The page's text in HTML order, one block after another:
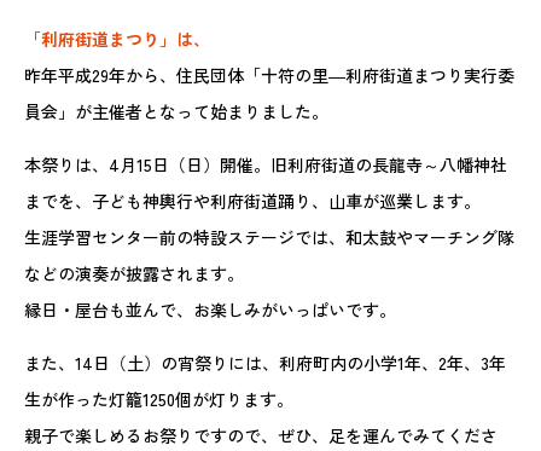
「利府街道まつり」は、
昨年平成29年から、住民団体「十符の里―利府街道まつり実行委
員会」が主催者となって始まりました。
本祭りは、4月15日（日）開催。旧利府街道の長龍寺～八幡神社
までを、子ども神輿行や利府街道踊り、山車が巡業します。
生涯学習センター前の特設ステージでは、和太鼓やマーチング隊
などの演奏が披露されます。
縁日・屋台も並んで、お楽しみがいっぱいです。
また、14日（土）の宵祭りには、利府町内の小学1年、2年、3年
生が作った灯籠1250個が灯ります。
親子で楽しめるお祭りですので、ぜひ、足を運んでみてくださ